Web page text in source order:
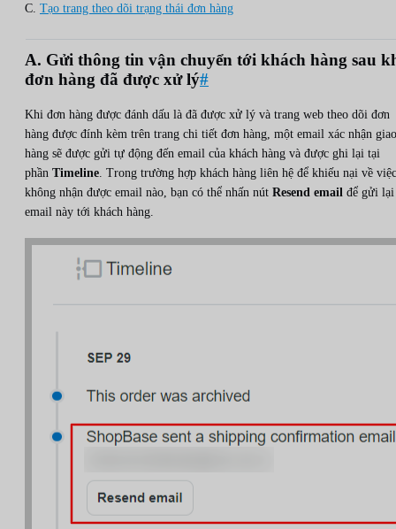
C. Tạo trang theo dõi trạng thái đơn hàng
A. Gửi thông tin vận chuyển tới khách hàng sau
đơn hàng đã được xử lý#
Khi đơn hàng được đánh dấu là đã được xử lý và trang web theo dõi đơn
hàng được đính kèm trên trang chi tiết đơn hàng, một email xác nhận giao
hàng sẽ được gửi tự động đến email của khách hàng và được ghi lại tại
phần Timeline. Trong trường hợp khách hàng liên hệ để khiếu nại về việc
không nhận được email nào, bạn có thể nhấn nút Resend email để gửi lại
email này tới khách hàng.